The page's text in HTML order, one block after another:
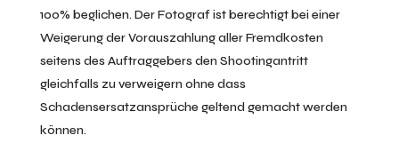
100% beglichen. Der Fotograf ist berechtigt bei einer
Weigerung der Vorauszahlung aller Fremdkosten
seitens des Auftraggebers den Shootingantritt
gleichfalls zu verweigern ohne dass
Schadensersatzansprüche geltend gemacht werden
können.